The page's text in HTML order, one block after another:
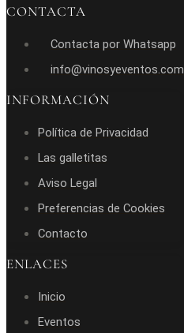
CONTACTA
Contacta por Whatsapp
info@vinosyeventos.com
INFORMACIÓN
Política de Privacidad
Las galletitas
Aviso Legal
Preferencias de Cookies
Contacto
ENLACES
Inicio
Eventos